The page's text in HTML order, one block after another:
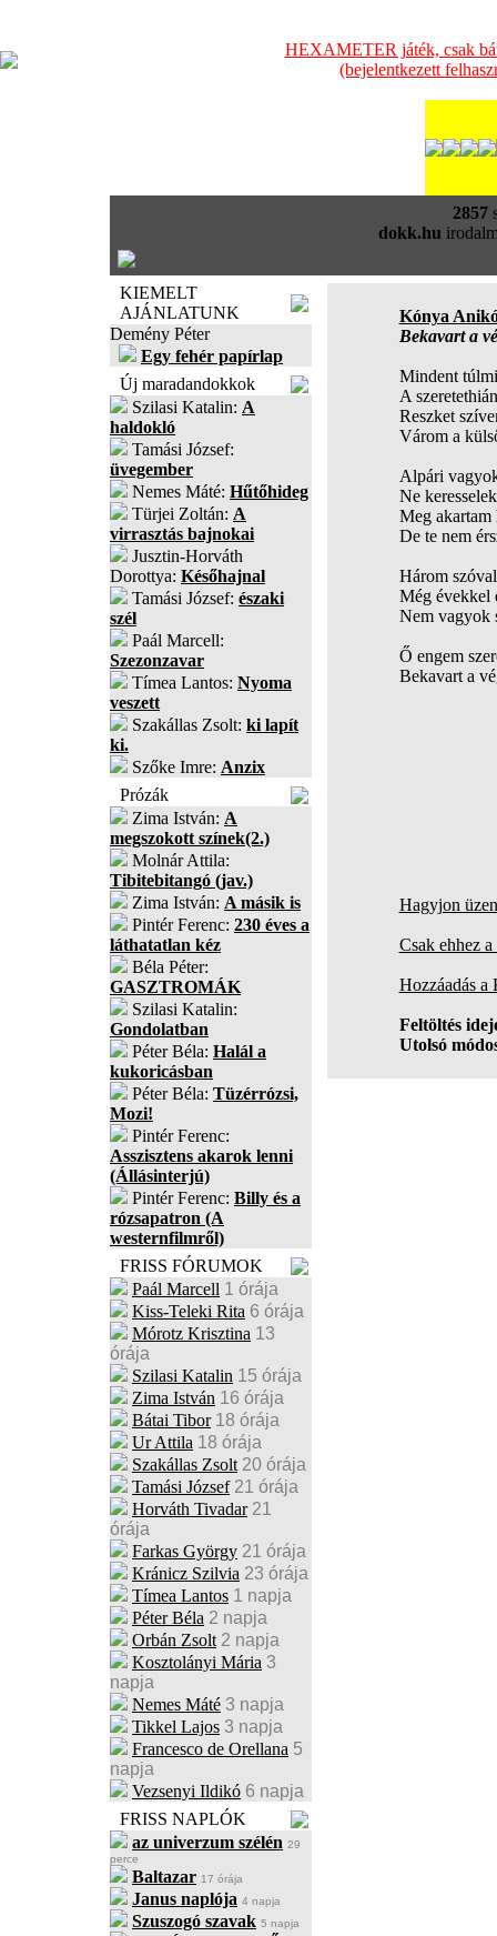
HEXAMETER játék, csak
(bejelentkezett
2857
dokk.hu
KIEMELT
AJÁNLATUNK
Demény Péter
Egy fehér papírlap
Új maradandokkok
Szilasi Katalin: A
haldokló
Tamási József:
üvegember
Nemes Máté: Hűtőhideg
Türjei Zoltán: A
virrasztás bajnokai
Jusztin-Horváth
Dorottya: Későhajnal
Tamási József: északi
szél
Paál Marcell:
Szezonzavar
Tímea Lantos: Nyoma
veszett
Szakállas Zsolt: ki lapít
ki.
Szőke Imre: Anzix
Prózák
Zima István: A
megszokott színek(2.)
Molnár Attila:
Tibitebitangó (jav.)
Zima István: A másik is
Pintér Ferenc: 230 éves a
láthatatlan kéz
Béla Péter:
GASZTROMÁK
Szilasi Katalin:
Gondolatban
Péter Béla: Halál a
kukoricásban
Péter Béla: Tüzérrózsi,
Mozi!
Pintér Ferenc:
Asszisztens akarok lenni
(Állásinterjú)
Pintér Ferenc: Billy és a
rózsapatron (A
westernfilmről)
FRISS FÓRUMOK
Paál Marcell 1 órája
Kiss-Teleki Rita 6 órája
Mórotz Krisztina 13
órája
Szilasi Katalin 15 órája
Zima István 16 órája
Bátai Tibor 18 órája
Ur Attila 18 órája
Szakállas Zsolt 20 órája
Tamási József 21 órája
Horváth Tivadar 21
órája
Farkas György 21 órája
Kránicz Szilvia 23 órája
Tímea Lantos 1 napja
Péter Béla 2 napja
Orbán Zsolt 2 napja
Kosztolányi Mária 3
napja
Nemes Máté 3 napja
Tikkel Lajos 3 napja
Francesco de Orellana 5
napja
Vezsenyi Ildikó 6 napja
FRISS NAPLÓK
az univerzum szélén 29
perce
Baltazar 17 órája
Janus naplója 4 napja
Szuszogó szavak 5 napja
Kónya
Bekavart a
Mindent
A
Reszket
Várom a
Alpári
Ne
Meg akartam
De te nem
Három
Még évekkel
Nem vagyok
Ő engem
Bekavart a
Hagyjon
Csak ehhez
Hozzáadás
Feltöltés
Utolsó